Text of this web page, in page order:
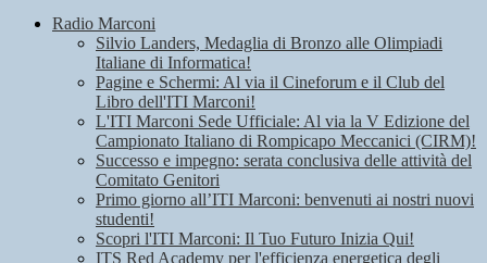
Radio Marconi
Silvio Landers, Medaglia di Bronzo alle Olimpiadi
Italiane di Informatica!
Pagine e Schermi: Al via il Cineforum e il Club del
Libro dell'ITI Marconi!
L'ITI Marconi Sede Ufficiale: Al via la V Edizione del
Campionato Italiano di Rompicapo Meccanici (CIRM)!
Successo e impegno: serata conclusiva delle attività del
Comitato Genitori
Primo giorno all’ITI Marconi: benvenuti ai nostri nuovi
studenti!
Scopri l'ITI Marconi: Il Tuo Futuro Inizia Qui!
ITS Red Academy per l'efficienza energetica degli